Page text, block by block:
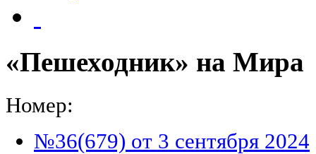
«Пешеходник» на Мира
Номер:
№36(679) от 3 сентября 2024